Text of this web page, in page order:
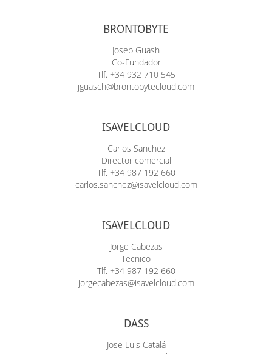
BRONTOBYTE
Josep Guash
Co-Fundador
Tlf. +34 932 710 545
jguasch@brontobytecloud.com
ISAVELCLOUD
Carlos Sanchez
Director comercial
Tlf. +34 987 192 660
carlos.sanchez@isavelcloud.com
ISAVELCLOUD
Jorge Cabezas
Tecnico
Tlf. +34 987 192 660
jorgecabezas@isavelcloud.com
DASS
Jose Luis Catalá